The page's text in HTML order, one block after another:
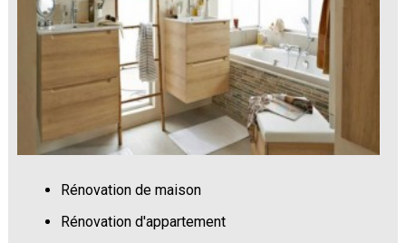
Rénovation de maison
Rénovation d'appartement